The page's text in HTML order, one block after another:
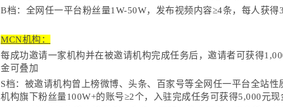
B档：全网任一平台粉丝量1W-50W，发布视频内容≥4条，每人获得
MCN机构：
每成功邀请一家机构并在被邀请机构完成任务后，邀请者可获得
金可叠加
S档：被邀请机构曾上榜微博、头条、百家号等全网任一平台全站
机构旗下粉丝量100W+的账号≥2个，入驻完成任务可获得5,000元现